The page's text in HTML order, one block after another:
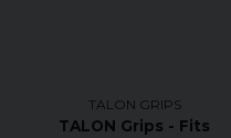
TALON GRIPS
TALON Grips - Fits